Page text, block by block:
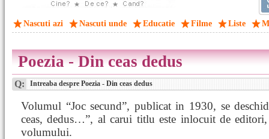
Nascuti azi Nascuti unde Educatie Filme Liste
Poezia - Din ceas dedus
Q: Intreaba despre Poezia - Din ceas dedus
Volumul “Joc secund”, publicat in 1930, se
ceas, dedus…”, al carui titlu este inlocuit de
volumului.